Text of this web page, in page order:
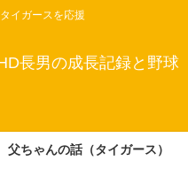
イガースを応援
長男の成長記録と野球
父ちゃんの話（タイガース）